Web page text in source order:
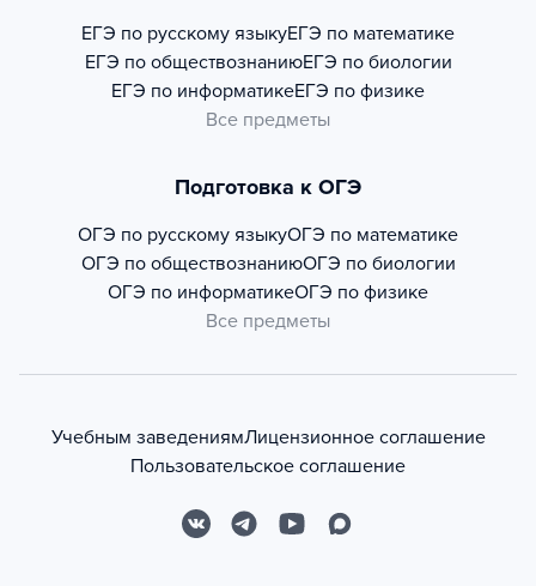
ЕГЭ по русскому языкуЕГЭ по математике
ЕГЭ по обществознаниюЕГЭ по биологии
ЕГЭ по информатикеЕГЭ по физике
Все предметы
Подготовка к ОГЭ
ОГЭ по русскому языкуОГЭ по математике
ОГЭ по обществознаниюОГЭ по биологии
ОГЭ по информатикеОГЭ по физике
Все предметы
Учебным заведениямЛицензионное соглашение
Пользовательское соглашение